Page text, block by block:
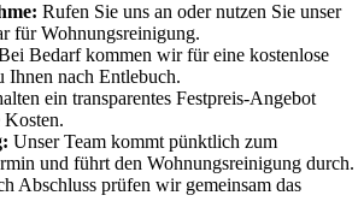
Rufen Sie uns an oder nutzen Sie unser
für Wohnungsreinigung.
Bedarf kommen wir für eine kostenlose
Ihnen nach Entlebuch.
ein transparentes Festpreis-Angebot
Kosten.
Unser Team kommt pünktlich zum
und führt den Wohnungsreinigung durch.
Abschluss prüfen wir gemeinsam das